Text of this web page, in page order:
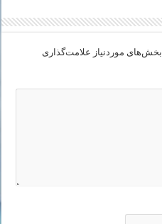
بخش‌های موردنیاز علامت‌گذاری